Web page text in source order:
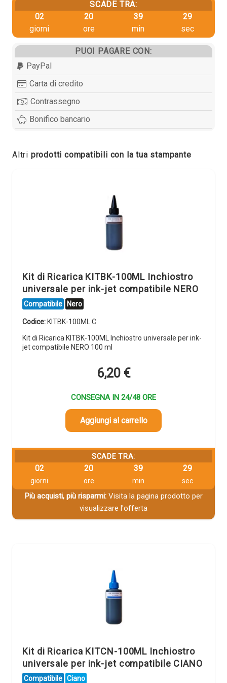
SCADE TRA:
02
giorni
20
ore
39
min
29
sec
PUOI PAGARE CON:
PayPal
Carta di credito
Contrassegno
Bonifico bancario
Altri prodotti compatibili con la tua stampante
Kit di Ricarica KITBK-100ML Inchiostro
universale per ink-jet compatibile NERO
Compatibile Nero
Codice: KITBK-100ML.C
Kit di Ricarica KITBK-100ML Inchiostro universale per ink-
jet compatibile NERO 100 ml
6,20 €
CONSEGNA IN 24/48 ORE
Aggiungi al carrello
SCADE TRA:
02
giorni
20
ore
39
min
29
sec
Più acquisti, più risparmi:Visita la pagina prodotto per
visualizzare l'offerta
Kit di Ricarica KITCN-100ML Inchiostro
universale per ink-jet compatibile CIANO
Compatibile Ciano